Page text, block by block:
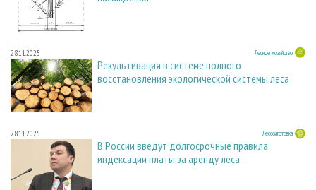
28.11.2025 Лесное хозяйство
Рекультивация в системе полного
восстановления экологической системы леса
28.11.2025 Лесозаготовка
В России введут долгосрочные правила
индексации платы за аренду леса